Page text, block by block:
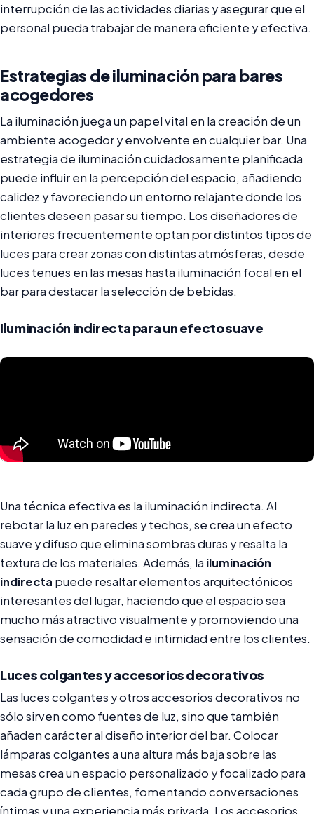
interrupción de las actividades diarias y asegurar que el
personal pueda trabajar de manera eficiente y efectiva.
Estrategias de iluminación para bares
acogedores
La iluminación juega un papel vital en la creación de un
ambiente acogedor y envolvente en cualquier bar. Una
estrategia de iluminación cuidadosamente planificada
puede influir en la percepción del espacio, añadiendo
calidez y favoreciendo un entorno relajante donde los
clientes deseen pasar su tiempo. Los diseñadores de
interiores frecuentemente optan por distintos tipos de
luces para crear zonas con distintas atmósferas, desde
luces tenues en las mesas hasta iluminación focal en el
bar para destacar la selección de bebidas.
Iluminación indirecta para un efecto suave
Una técnica efectiva es la iluminación indirecta. Al
rebotar la luz en paredes y techos, se crea un efecto
suave y difuso que elimina sombras duras y resalta la
textura de los materiales. Además, la iluminación
indirecta puede resaltar elementos arquitectónicos
interesantes del lugar, haciendo que el espacio sea
mucho más atractivo visualmente y promoviendo una
sensación de comodidad e intimidad entre los clientes.
Luces colgantes y accesorios decorativos
Las luces colgantes y otros accesorios decorativos no
sólo sirven como fuentes de luz, sino que también
añaden carácter al diseño interior del bar. Colocar
lámparas colgantes a una altura más baja sobre las
mesas crea un espacio personalizado y focalizado para
cada grupo de clientes, fomentando conversaciones
íntimas y una experiencia más privada. Los accesorios